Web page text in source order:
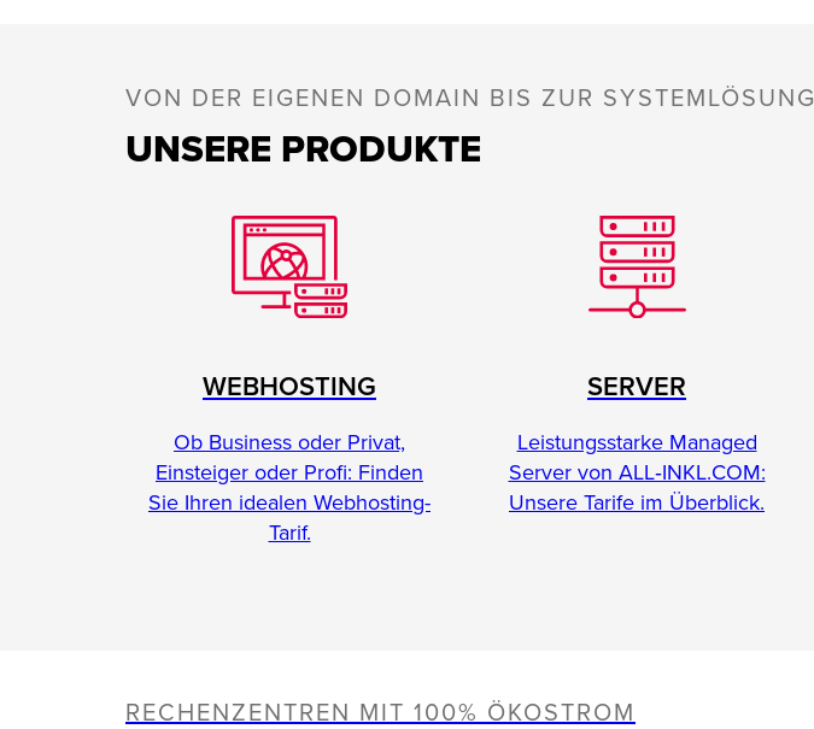
VON DER EIGENEN DOMAIN BIS ZUR SYSTEMLÖSUNG
UNSERE PRODUKTE
WEBHOSTING
Ob Business oder Privat,
Einsteiger oder Profi: Finden
Sie Ihren idealen Webhosting-
Tarif.
SERVER
Leistungsstarke Managed
Server von ALL‑INKL.COM:
Unsere Tarife im Überblick.
RECHENZENTREN MIT 100% ÖKOSTROM